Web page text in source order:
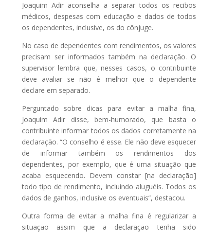
Joaquim Adir aconselha a separar todos os recibos
médicos, despesas com educação e dados de todos
os dependentes, inclusive, os do cônjuge.
No caso de dependentes com rendimentos, os valores
precisam ser informados também na declaração. O
supervisor lembra que, nesses casos, o contribuinte
deve avaliar se não é melhor que o dependente
declare em separado.
Perguntado sobre dicas para evitar a malha fina,
Joaquim Adir disse, bem-humorado, que basta o
contribuinte informar todos os dados corretamente na
declaração. “O conselho é esse. Ele não deve esquecer
de informar também os rendimentos dos
dependentes, por exemplo, que é uma situação que
acaba esquecendo. Devem constar [na declaração]
todo tipo de rendimento, incluindo aluguéis. Todos os
dados de ganhos, inclusive os eventuais”, destacou.
Outra forma de evitar a malha fina é regularizar a
situação assim que a declaração tenha sido